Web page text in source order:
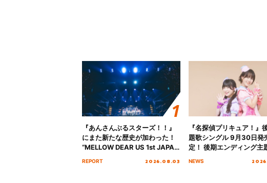
『あんさんぶるスターズ！！』
にまた新たな歴史が加わった！
“MELLOW DEAR US 1st JAPAN
!!」Dear 横浜BUNTAI”をレポー
REPORT 2026.08.03
『名探偵プリキュア！』
題歌シングル 9月30日発
定！ 後期エンディング主
NEWS